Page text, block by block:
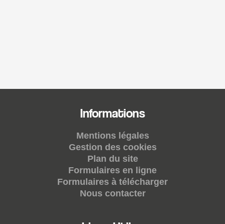
Informations
Mentions légales
Gestion des cookies
Plan du site
Formulaires en ligne
Formulaires à télécharger
Nous contacter